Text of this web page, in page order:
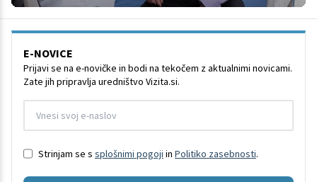
E-NOVICE
Prijavi se na e-novičke in bodi na tekočem z aktualnimi novicami.
Zate jih pripravlja uredništvo Vizita.si.
Strinjam se s splošnimi pogoji in Politiko zasebnosti.